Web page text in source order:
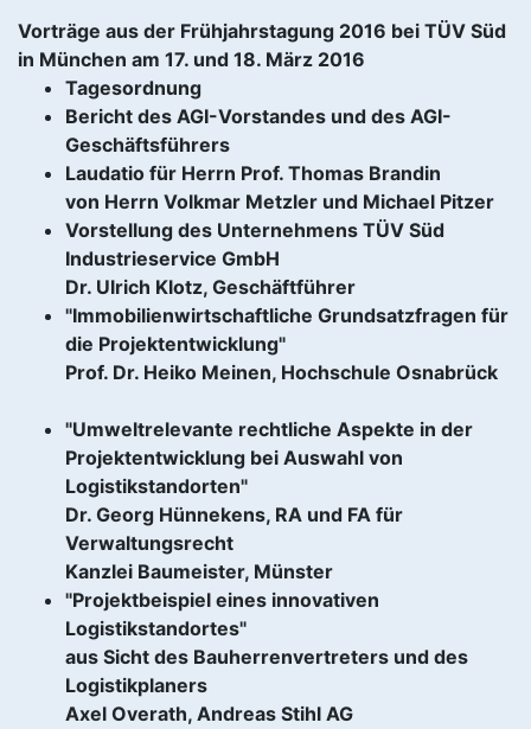
Vorträge aus der Frühjahrstagung 2016 bei TÜV Süd
in München am 17. und 18. März 2016
Tagesordnung
Bericht des AGI-Vorstandes und des AGI-
Geschäftsführers
Laudatio für Herrn Prof. Thomas Brandin
von Herrn Volkmar Metzler und Michael Pitzer
Vorstellung des Unternehmens TÜV Süd
Industrieservice GmbH
Dr. Ulrich Klotz, Geschäftführer
"Immobilienwirtschaftliche Grundsatzfragen für
die Projektentwicklung"
Prof. Dr. Heiko Meinen, Hochschule Osnabrück
"Umweltrelevante rechtliche Aspekte in der
Projektentwicklung bei Auswahl von
Logistikstandorten"
Dr. Georg Hünnekens, RA und FA für
Verwaltungsrecht
Kanzlei Baumeister, Münster
"Projektbeispiel eines innovativen
Logistikstandortes"
aus Sicht des Bauherrenvertreters und des
Logistikplaners
Axel Overath, Andreas Stihl AG